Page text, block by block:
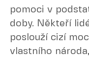
pomoci v
doby. Někteří
poslouží cizí
vlastního